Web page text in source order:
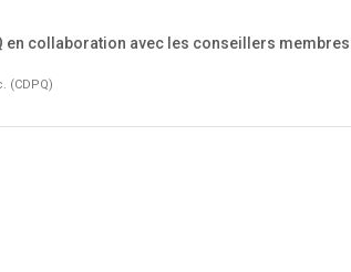
en collaboration avec les conseillers
(CDPQ)